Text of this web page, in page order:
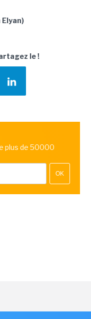
Elyan)
le !
plus de 50000
OK